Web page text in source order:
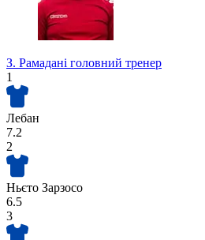
З. Рамадані головний тренер
1
Лебан
7.2
2
Ньєто Зарзосо
6.5
3